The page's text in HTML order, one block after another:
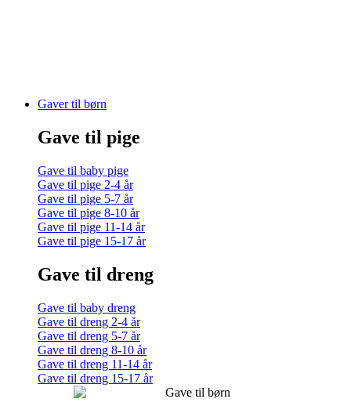
Gaver til børn
Gave til pige
Gave til baby pige
Gave til pige 2-4 år
Gave til pige 5-7 år
Gave til pige 8-10 år
Gave til pige 11-14 år
Gave til pige 15-17 år
Gave til dreng
Gave til baby dreng
Gave til dreng 2-4 år
Gave til dreng 5-7 år
Gave til dreng 8-10 år
Gave til dreng 11-14 år
Gave til dreng 15-17 år